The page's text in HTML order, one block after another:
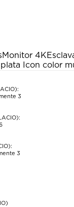
Monitor 4K
Icon color
3
3